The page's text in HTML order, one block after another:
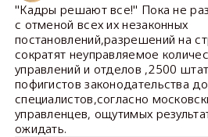
"Кадры решают все!" Пока не
с отменой всех их незаконных
постановлений,разрешений на
сократят неуправляемое
управлений и отделов ,2500
пофигистов законодательства
специалистов,согласно
управленцев, ощутимых
ожидать.